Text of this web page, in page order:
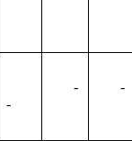
-
- -